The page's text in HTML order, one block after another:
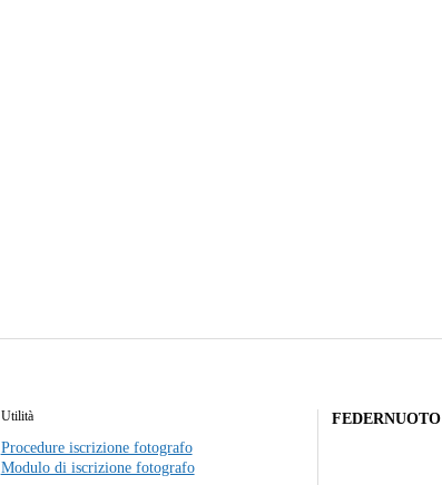
Utilità
Procedure iscrizione fotografo
Modulo di iscrizione fotografo
FEDERNUOTO